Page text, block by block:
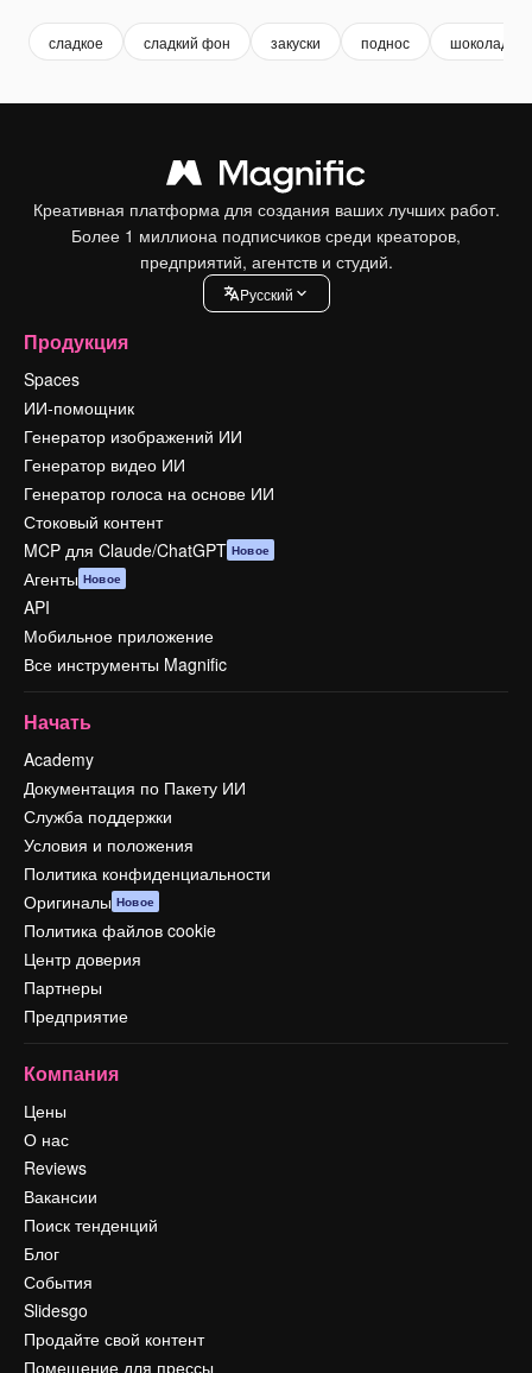
сладкое сладкий фон закуски поднос шоколад
Креативная платформа для создания ваших лучших работ.
Более 1 миллиона подписчиков среди креаторов,
предприятий, агентств и студий.
Pусский
Продукция
Spaces
ИИ-помощник
Генератор изображений ИИ
Генератор видео ИИ
Генератор голоса на основе ИИ
Стоковый контент
MCP для Claude/ChatGPT Новое
Агенты Новое
API
Мобильное приложение
Все инструменты Magnific
Начать
Academy
Документация по Пакету ИИ
Служба поддержки
Условия и положения
Политика конфиденциальности
Оригиналы Новое
Политика файлов cookie
Центр доверия
Партнеры
Предприятие
Компания
Цены
О нас
Reviews
Вакансии
Поиск тенденций
Блог
События
Slidesgo
Продайте свой контент
Помещение для прессы